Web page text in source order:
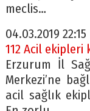
meclis…
04.03.2019
112 Acil ekipleri
Erzurum İl
Merkezi’ne
acil sağlık